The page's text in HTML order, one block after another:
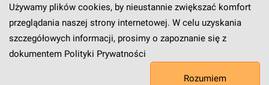
Odwiedź nas! Facebook
Używamy plików cookies, by nieustannie zwiększać komfort
przeglądania naszej strony internetowej. W celu uzyskania
szczegółowych informacji, prosimy o zapoznanie się z
dokumentem Polityki Prywatności
Rozumiem